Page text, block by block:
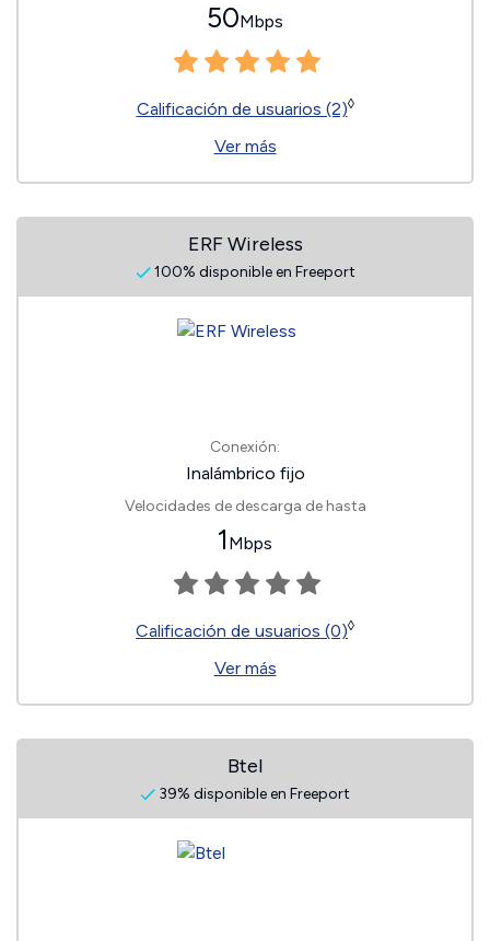
50Mbps
Calificación de usuarios (2)◊
Ver más
ERF Wireless
100% disponible en Freeport
Conexión:
Inalámbrico fijo
Velocidades de descarga de hasta
1 Mbps
Calificación de usuarios (0)◊
Ver más
Btel
39% disponible en Freeport